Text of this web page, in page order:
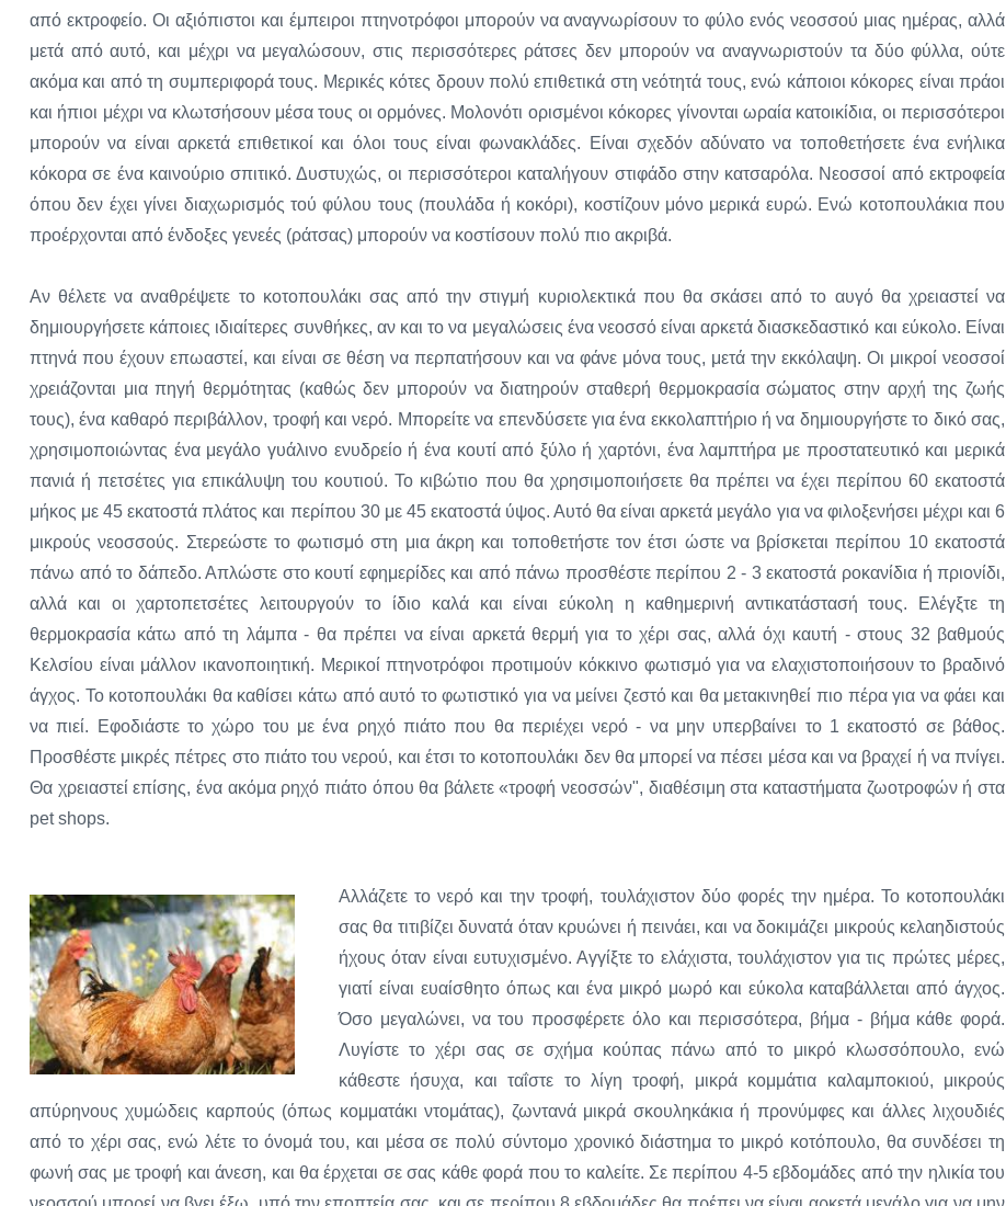
από εκτροφείο. Οι αξιόπιστοι και έμπειροι πτηνοτρόφοι μπορούν να αναγνωρίσουν το φύλο ενός νεοσσού μιας ημέρας, αλλά
μετά από αυτό, και μέχρι να μεγαλώσουν, στις περισσότερες ράτσες δεν μπορούν να αναγνωριστούν τα δύο φύλλα, ούτε
ακόμα και από τη συμπεριφορά τους. Μερικές κότες δρουν πολύ επιθετικά στη νεότητά τους, ενώ κάποιοι κόκορες είναι πράοι
και ήπιοι μέχρι να κλωτσήσουν μέσα τους οι ορμόνες. Μολονότι ορισμένοι κόκορες γίνονται ωραία κατοικίδια, οι περισσότεροι
μπορούν να είναι αρκετά επιθετικοί και όλοι τους είναι φωνακλάδες. Είναι σχεδόν αδύνατο να τοποθετήσετε ένα ενήλικα
κόκορα σε ένα καινούριο σπιτικό. Δυστυχώς, οι περισσότεροι καταλήγουν στιφάδο στην κατσαρόλα. Νεοσσοί από εκτροφεία
όπου δεν έχει γίνει διαχωρισμός τού φύλου τους (πουλάδα ή κοκόρι), κοστίζουν μόνο μερικά ευρώ. Ενώ κοτοπουλάκια που
προέρχονται από ένδοξες γενεές (ράτσας) μπορούν να κοστίσουν πολύ πιο ακριβά.
Αν θέλετε να αναθρέψετε το κοτοπουλάκι σας από την στιγμή κυριολεκτικά που θα σκάσει από το αυγό θα χρειαστεί να
δημιουργήσετε κάποιες ιδιαίτερες συνθήκες, αν και το να μεγαλώσεις ένα νεοσσό είναι αρκετά διασκεδαστικό και εύκολο. Είναι
πτηνά που έχουν επωαστεί, και είναι σε θέση να περπατήσουν και να φάνε μόνα τους, μετά την εκκόλαψη. Οι μικροί νεοσσοί
χρειάζονται μια πηγή θερμότητας (καθώς δεν μπορούν να διατηρούν σταθερή θερμοκρασία σώματος στην αρχή της ζωής
τους), ένα καθαρό περιβάλλον, τροφή και νερό. Μπορείτε να επενδύσετε για ένα εκκολαπτήριο ή να δημιουργήστε το δικό σας,
χρησιμοποιώντας ένα μεγάλο γυάλινο ενυδρείο ή ένα κουτί από ξύλο ή χαρτόνι, ένα λαμπτήρα με προστατευτικό και μερικά
πανιά ή πετσέτες για επικάλυψη του κουτιού. Το κιβώτιο που θα χρησιμοποιήσετε θα πρέπει να έχει περίπου 60 εκατοστά
μήκος με 45 εκατοστά πλάτος και περίπου 30 με 45 εκατοστά ύψος. Αυτό θα είναι αρκετά μεγάλο για να φιλοξενήσει μέχρι και 6
μικρούς νεοσσούς. Στερεώστε το φωτισμό στη μια άκρη και τοποθετήστε τον έτσι ώστε να βρίσκεται περίπου 10 εκατοστά
πάνω από το δάπεδο. Απλώστε στο κουτί εφημερίδες και από πάνω προσθέστε περίπου 2 - 3 εκατοστά ροκανίδια ή πριονίδι,
αλλά και οι χαρτοπετσέτες λειτουργούν το ίδιο καλά και είναι εύκολη η καθημερινή αντικατάστασή τους. Ελέγξτε τη
θερμοκρασία κάτω από τη λάμπα - θα πρέπει να είναι αρκετά θερμή για το χέρι σας, αλλά όχι καυτή - στους 32 βαθμούς
Κελσίου είναι μάλλον ικανοποιητική. Μερικοί πτηνοτρόφοι προτιμούν κόκκινο φωτισμό για να ελαχιστοποιήσουν το βραδινό
άγχος. Το κοτοπουλάκι θα καθίσει κάτω από αυτό το φωτιστικό για να μείνει ζεστό και θα μετακινηθεί πιο πέρα για να φάει και
να πιεί. Εφοδιάστε το χώρο του με ένα ρηχό πιάτο που θα περιέχει νερό - να μην υπερβαίνει το 1 εκατοστό σε βάθος.
Προσθέστε μικρές πέτρες στο πιάτο του νερού, και έτσι το κοτοπουλάκι δεν θα μπορεί να πέσει μέσα και να βραχεί ή να πνίγει.
Θα χρειαστεί επίσης, ένα ακόμα ρηχό πιάτο όπου θα βάλετε «τροφή νεοσσών", διαθέσιμη στα καταστήματα ζωοτροφών ή στα
pet shops.
Αλλάζετε το νερό και την τροφή, τουλάχιστον δύο φορές την ημέρα. Το κοτοπουλάκι
σας θα τιτιβίζει δυνατά όταν κρυώνει ή πεινάει, και να δοκιμάζει μικρούς κελαηδιστούς
ήχους όταν είναι ευτυχισμένο. Αγγίξτε το ελάχιστα, τουλάχιστον για τις πρώτες μέρες,
γιατί είναι ευαίσθητο όπως και ένα μικρό μωρό και εύκολα καταβάλλεται από άγχος.
Όσο μεγαλώνει, να του προσφέρετε όλο και περισσότερα, βήμα - βήμα κάθε φορά.
Λυγίστε το χέρι σας σε σχήμα κούπας πάνω από το μικρό κλωσσόπουλο, ενώ
κάθεστε ήσυχα, και ταΐστε το λίγη τροφή, μικρά κομμάτια καλαμποκιού, μικρούς
απύρηνους χυμώδεις καρπούς (όπως κομματάκι ντομάτας), ζωντανά μικρά σκουληκάκια ή προνύμφες και άλλες λιχουδιές
από το χέρι σας, ενώ λέτε το όνομά του, και μέσα σε πολύ σύντομο χρονικό διάστημα το μικρό κοτόπουλο, θα συνδέσει τη
φωνή σας με τροφή και άνεση, και θα έρχεται σε σας κάθε φορά που το καλείτε. Σε περίπου 4-5 εβδομάδες από την ηλικία του